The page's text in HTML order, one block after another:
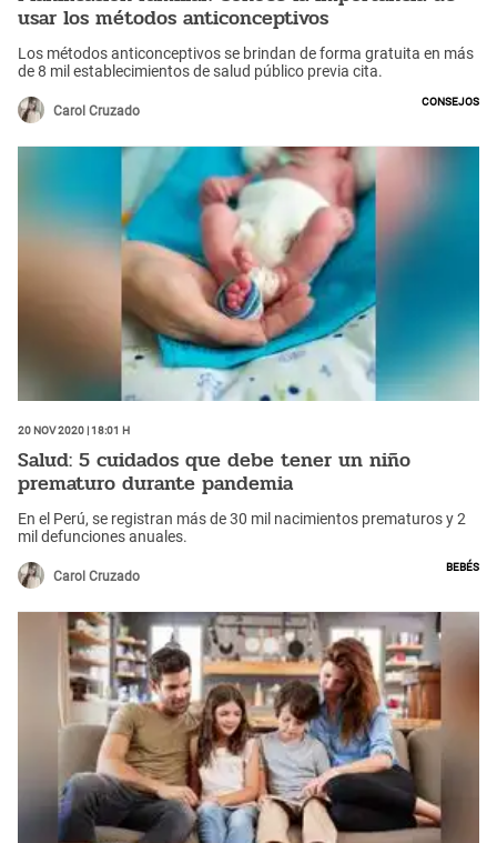
usar los métodos anticonceptivos
Los métodos anticonceptivos se brindan de forma gratuita en más
de 8 mil establecimientos de salud público previa cita.
Carol Cruzado
Consejos
20 Nov 2020 | 18:01 h
Salud: 5 cuidados que debe tener un niño
prematuro durante pandemia
En el Perú, se registran más de 30 mil nacimientos prematuros y 2
mil defunciones anuales.
Carol Cruzado
Bebés